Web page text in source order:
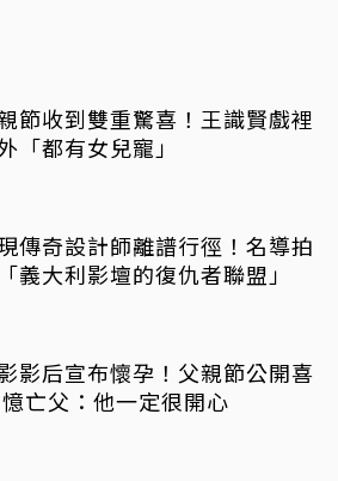
節收到雙重驚喜！王識賢戲裡
「都有女兒寵」
傳奇設計師離譜行徑！名導拍
義大利影壇的復仇者聯盟」
影后宣布懷孕！父親節公開喜
亡父：他一定很開心